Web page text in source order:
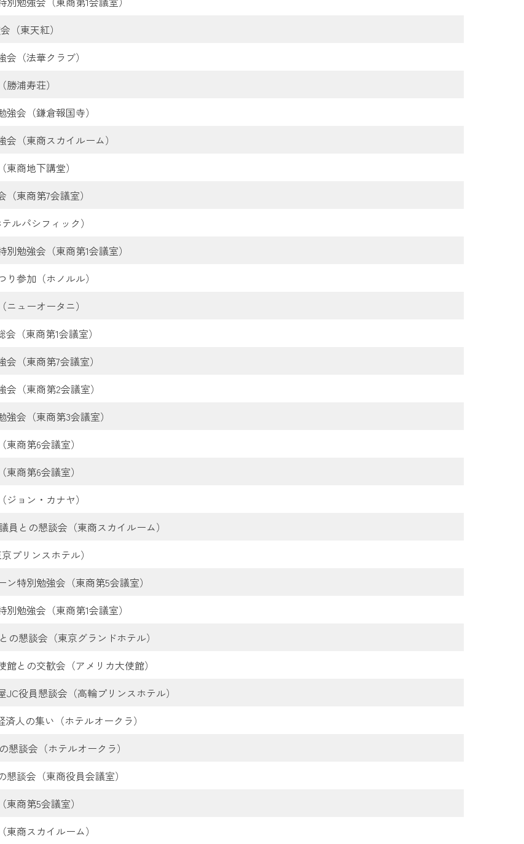
（東天紅）
会（法華クラブ）
浦寿荘）
強会（鎌倉報国寺）
会（東商スカイルーム）
商地下講堂）
（東商第7会議室）
ルパシフィック）
別勉強会（東商第1会議室）
り参加（ホノルル）
ニューオータニ）
会（東商第1会議室）
（東商第7会議室）
会（東商第2会議室）
強会（東商第3会議室）
東商第6会議室）
東商第6会議室）
ジョン・カナヤ）
員との懇談会（東商スカイルーム）
プリンスホテル）
ン特別勉強会（東商第5会議室）
別勉強会（東商第1会議室）
の懇談会（東京グランドホテル）
館との交歓会（アメリカ大使館）
JC役員懇談会（高輪プリンスホテル）
済人の集い（ホテルオークラ）
懇談会（ホテルオークラ）
懇談会（東商役員会議室）
東商第5会議室）
東商スカイルーム）